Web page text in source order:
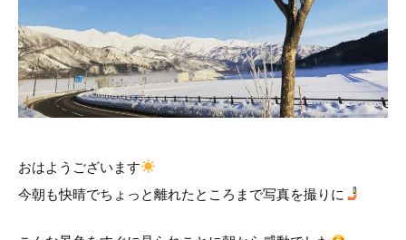
おはようございます
今朝も快晴でちょっと離れたところまで写真を撮りに